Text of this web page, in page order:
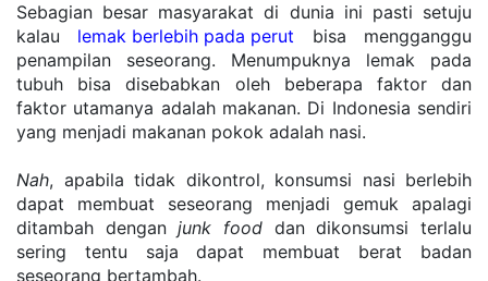
Sebagian besar masyarakat di dunia ini pasti setuju
kalau lemak berlebih pada perut bisa mengganggu
penampilan seseorang. Menumpuknya lemak pada
tubuh bisa disebabkan oleh beberapa faktor dan
faktor utamanya adalah makanan. Di Indonesia sendiri
yang menjadi makanan pokok adalah nasi.
Nah, apabila tidak dikontrol, konsumsi nasi berlebih
dapat membuat seseorang menjadi gemuk apalagi
ditambah dengan junk food dan dikonsumsi terlalu
sering tentu saja dapat membuat berat badan
seseorang bertambah.